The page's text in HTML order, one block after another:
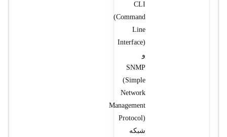
CLI
(Command
Line
Interface)
و
SNMP
(Simple
Network
Management
Protocol)
شبکه